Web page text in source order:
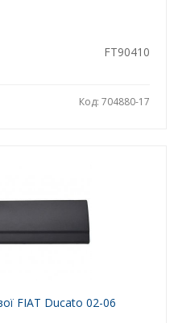
FT90410
Код: 704880-17
FIAT Ducato 02-06